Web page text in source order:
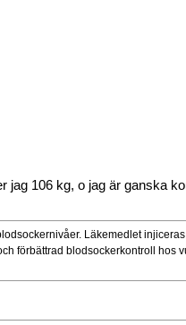
jag 106 kg, o jag är ganska
Läkemedlet
förbättrad blodsockerkontroll hos